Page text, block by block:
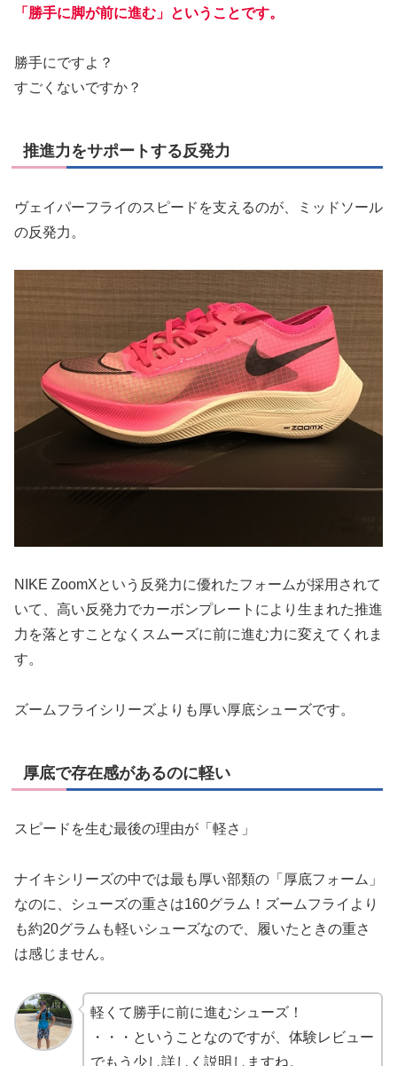
「勝手に脚が前に進む」ということです。
勝手にですよ？
すごくないですか？
推進力をサポートする反発力
ヴェイパーフライのスピードを支えるのが、ミッドソール
の反発力。
NIKE ZoomXという反発力に優れたフォームが採用されて
いて、高い反発力でカーボンプレートにより生まれた推進
力を落とすことなくスムーズに前に進む力に変えてくれま
す。
ズームフライシリーズよりも厚い厚底シューズです。
厚底で存在感があるのに軽い
スピードを生む最後の理由が「軽さ」
ナイキシリーズの中では最も厚い部類の「厚底フォーム」
なのに、シューズの重さは160グラム！ズームフライより
も約20グラムも軽いシューズなので、履いたときの重さ
は感じません。
軽くて勝手に前に進むシューズ！
・・・ということなのですが、体験レビュー
でもう少し詳しく説明しますね。